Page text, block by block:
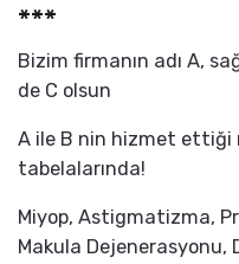
***
Bizim firmanın adı A,
de C olsun
A ile B nin hizmet ettiği
tabelalarında!
Miyop, Astigmatizma,
Makula